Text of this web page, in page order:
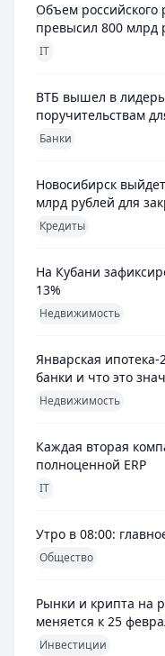
Объем российского
превысил 800 млрд
IT
ВТБ вышел в
поручительствам
Банки
Новосибирск
млрд рублей для
Кредиты
На Кубани
13%
Недвижимость
Январская
банки и что это
Недвижимость
Каждая вторая
полноценной ERP
IT
Утро в 08:00:
Общество
Рынки и крипта на
меняется к 25
Инвестиции